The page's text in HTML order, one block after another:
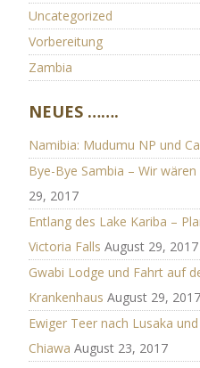
Uncategorized
Vorbereitung
Zambia
NEUES …….
Namibia: Mudumu NP und
Bye-Bye Sambia – Wir
29, 2017
Entlang des Lake Kariba –
Victoria Falls August 29, 2017
Gwabi Lodge und Fahrt auf
Krankenhaus August 29, 2017
Ewiger Teer nach Lusaka
Chiawa August 23, 2017